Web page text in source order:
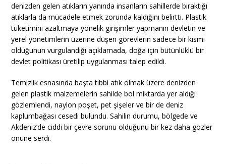
denizden gelen atıkların yanında insanların sahillerde bıraktığı
atıklarla da mücadele etmek zorunda kaldığını belirtti. Plastik
tüketimini azaltmaya yönelik girişimler yapmanın devletin ve
yerel yönetimlerin üzerine düşen görevlerin sadece bir kısmı
olduğunun vurgulandığı açıklamada, doğa için bütünlüklü bir
devlet politikası üretilip uygulanması talep edildi.
Temizlik esnasında başta tıbbi atık olmak üzere denizden
gelen plastik malzemelerin sahilde bol miktarda yer aldığı
gözlemlendi, naylon poşet, pet şişeler ve bir de deniz
kaplumbağası cesedi bulundu. Sahilin durumu, bölgede ve
Akdeniz’de ciddi bir çevre sorunu olduğunu bir kez daha gözler
önüne serdi.